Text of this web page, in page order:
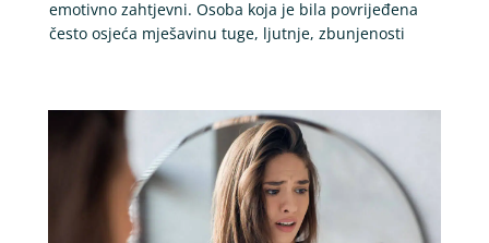
emotivno zahtjevni. Osoba koja je bila povrijeđena
često osjeća mješavinu tuge, ljutnje, zbunjenosti